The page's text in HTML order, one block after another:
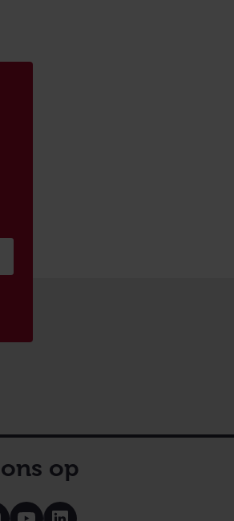
op